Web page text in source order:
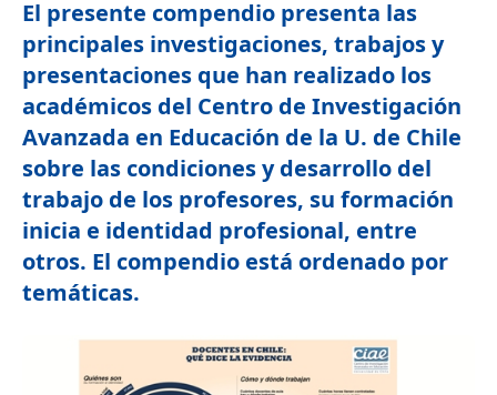
El presente compendio presenta las
principales investigaciones, trabajos y
presentaciones que han realizado los
académicos del Centro de Investigación
Avanzada en Educación de la U. de Chile
sobre las condiciones y desarrollo del
trabajo de los profesores, su formación
inicia e identidad profesional, entre
otros. El compendio está ordenado por
temáticas.